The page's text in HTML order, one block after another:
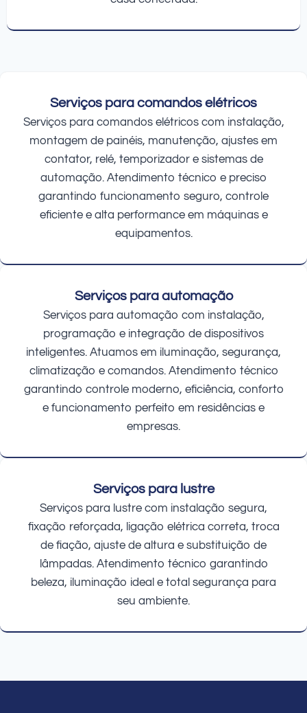
Serviços para comandos elétricos
Serviços para comandos elétricos com instalação,
montagem de painéis, manutenção, ajustes em
contator, relé, temporizador e sistemas de
automação. Atendimento técnico e preciso
garantindo funcionamento seguro, controle
eficiente e alta performance em máquinas e
equipamentos.
Serviços para automação
Serviços para automação com instalação,
programação e integração de dispositivos
inteligentes. Atuamos em iluminação, segurança,
climatização e comandos. Atendimento técnico
garantindo controle moderno, eficiência, conforto
e funcionamento perfeito em residências e
empresas.
Serviços para lustre
Serviços para lustre com instalação segura,
fixação reforçada, ligação elétrica correta, troca
de fiação, ajuste de altura e substituição de
lâmpadas. Atendimento técnico garantindo
beleza, iluminação ideal e total segurança para
seu ambiente.